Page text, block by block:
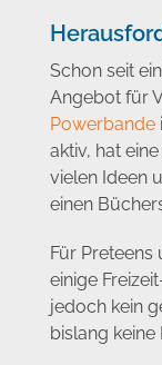
Schon seit
Angebot für
Powerbande
aktiv, hat
vielen Ideen
einen
Für
einige
jedoch kein
bislang